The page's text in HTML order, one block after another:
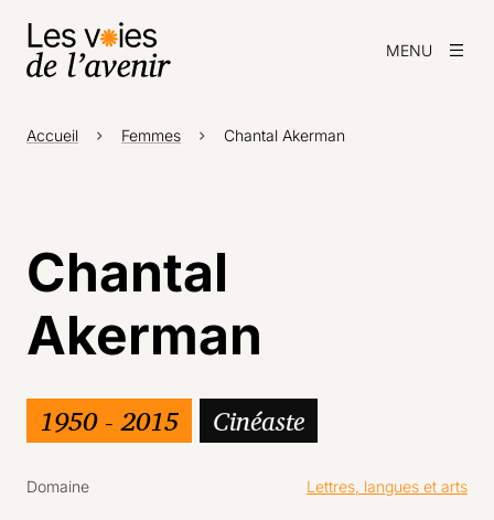
MENU
Accueil Femmes Chantal Akerman
Chantal
Akerman
1950 - 2015 Cinéaste
Domaine Lettres, langues et arts